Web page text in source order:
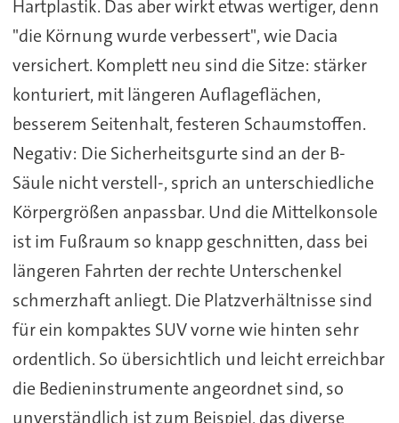
Hartplastik. Das aber wirkt etwas wertiger, denn
"die Körnung wurde verbessert", wie Dacia
versichert. Komplett neu sind die Sitze: stärker
konturiert, mit längeren Auflageflächen,
besserem Seitenhalt, festeren Schaumstoffen.
Negativ: Die Sicherheitsgurte sind an der B-
Säule nicht verstell-, sprich an unterschiedliche
Körpergrößen anpassbar. Und die Mittelkonsole
ist im Fußraum so knapp geschnitten, dass bei
längeren Fahrten der rechte Unterschenkel
schmerzhaft anliegt. Die Platzverhältnisse sind
für ein kompaktes SUV vorne wie hinten sehr
ordentlich. So übersichtlich und leicht erreichbar
die Bedieninstrumente angeordnet sind, so
unverständlich ist zum Beispiel, das diverse